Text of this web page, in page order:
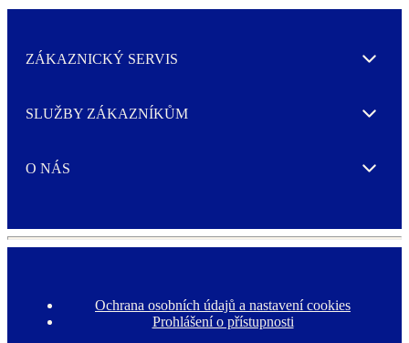
ZÁKAZNICKÝ SERVIS Expand
SLUŽBY ZÁKAZNÍKŮM Expand
O NÁS Expand
F
o
Ochrana osobních údajů a nastavení cookies
Prohlášení o přístupnosti